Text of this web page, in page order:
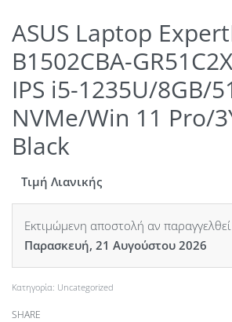
ASUS Laptop
B1502CBA-
IPS i5-1235U/8GB/
NVMe/Win 11 Pro/
Black
Τιμή Λιανικής
Εκτιμώμενη αποστολή αν
Παρασκευή, 21 Αυγούστου 2026
Κατηγορία: Uncategorized
SHARE